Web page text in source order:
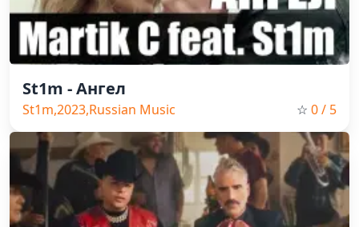
St1m - Ангел
St1m,2023,Russian Music ☆ 0/ 5